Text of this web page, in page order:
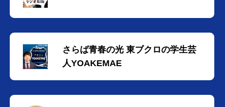
さらば青春の光 東ブクロの学生芸
人YOAKEMAE